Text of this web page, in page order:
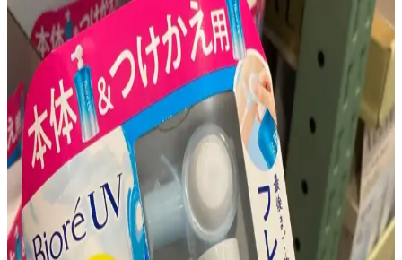
Perioral dermatit, ağız çevresinde kırmızı kabarcıklar ve
kızarıklıklarla kendini gösteren cilt rahatsızlığıdır. Nedenleri,
belirtileri ve dermatolog kontrolünde uygulanan tedavi yöntemleri
detaylıca ele alınmaktadır.
Asya Güzellik Ürünleriyle Fondöten Altı Hazırlık ve
Pürüzsüz Makyaj Teknikleri
Asya güzellik ürünleriyle fondöten altına uygun güneş koruyucu,
nemlendirici ve primer seçimi makyajın pürüzsüz ve kalıcı olmasını
sağlar. Doğru uygulama ve cilt bakımı önemlidir.
Sıcak ve Nemli Havalarda Yağlı Ciltler İçin Hafif ve
Mat Güneş Koruyucu Seçimi